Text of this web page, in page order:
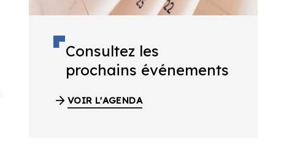
Consultez les
prochains événements
VOIR L'AGENDA